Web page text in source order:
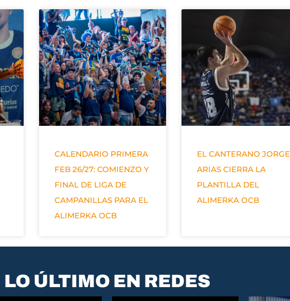
CALENDARIO PRIMERA
FEB 26/27: COMIENZO Y
FINAL DE LIGA DE
CAMPANILLAS PARA EL
ALIMERKA OCB
EL CANTERANO JORGE
ARIAS CIERRA LA
PLANTILLA DEL
ALIMERKA OCB
LO ÚLTIMO EN REDES